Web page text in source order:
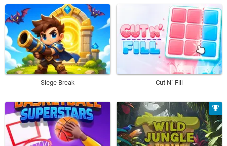
Siege Break Cut N´ Fill